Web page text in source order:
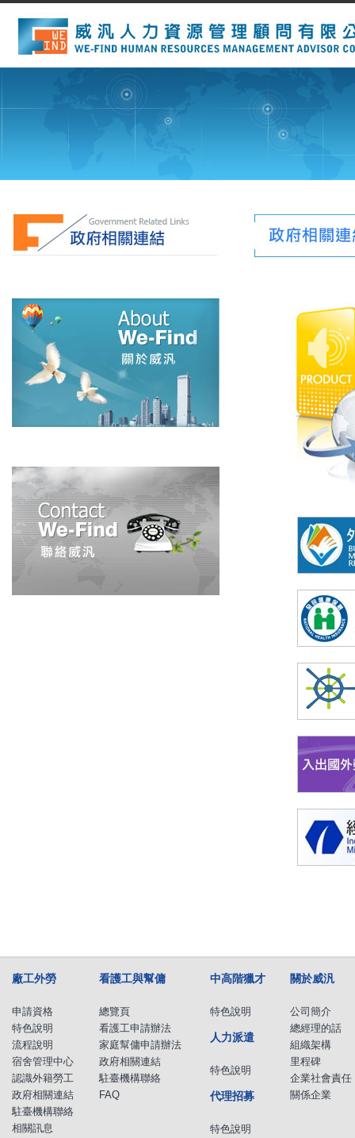
廠工外勞
申請資格
特色說明
流程說明
宿舍管理中心
認識外籍勞工
政府相關連結
駐臺機構聯絡
相關訊息
看護工與幫傭
總覽頁
看護工申請辦法
家庭幫傭申請辦法
政府相關連結
駐臺機構聯絡
FAQ
中高階獵才
特色說明
人力派遣
特色說明
代理招募
特色說明
關於威汎
公司簡介
總經理的話
組織架構
里程碑
企業社會責任
關係企業